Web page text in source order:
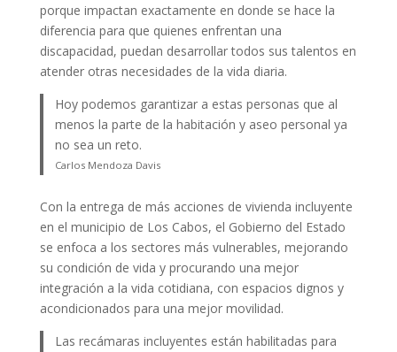
porque impactan exactamente en donde se hace la
diferencia para que quienes enfrentan una
discapacidad, puedan desarrollar todos sus talentos en
atender otras necesidades de la vida diaria.
Hoy podemos garantizar a estas personas que al
menos la parte de la habitación y aseo personal ya
no sea un reto.
Carlos Mendoza Davis
Con la entrega de más acciones de vivienda incluyente
en el municipio de Los Cabos, el Gobierno del Estado
se enfoca a los sectores más vulnerables, mejorando
su condición de vida y procurando una mejor
integración a la vida cotidiana, con espacios dignos y
acondicionados para una mejor movilidad.
Las recámaras incluyentes están habilitadas para